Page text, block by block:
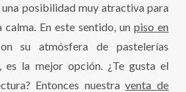
posibilidad muy atractiva para
En este sentido, un piso en
su atmósfera de pastelerías
es la mejor opción. ¿Te gusta el
Entonces nuestraventa de